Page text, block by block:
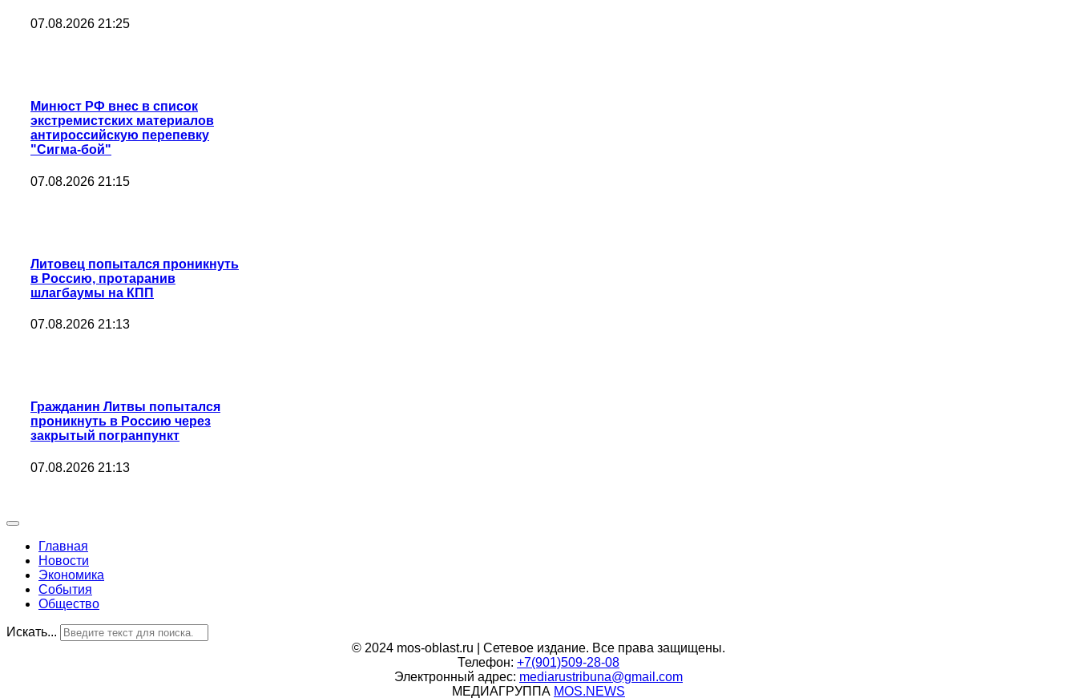
07.08.2026 21:25
Минюст РФ внес в список
экстремистских материалов
антироссийскую перепевку
"Сигма-бой"
07.08.2026 21:15
Литовец попытался проникнуть
в Россию, протаранив
шлагбаумы на КПП
07.08.2026 21:13
Гражданин Литвы попытался
проникнуть в Россию через
закрытый погранпункт
07.08.2026 21:13
Главная
Новости
Экономика
События
Общество
Искать...
© 2024 mos-oblast.ru | Сетевое издание. Все права защищены.
Телефон: +7(901)509-28-08
Электронный адрес: mediarustribuna@gmail.com
МЕДИАГРУППА MOS.NEWS